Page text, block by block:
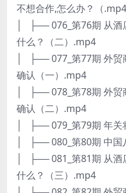
不想合作,怎么办？（.mp4
│ ├── 076_第76期 从
什么？（二）.mp4
│ ├── 077_第77期 外
确认（一）.mp4
│ ├── 078_第78期 外
确认（二）.mp4
│ ├── 079_第79期 年
│ ├── 080_第80期 中
│ ├── 081_第81期 从
什么？（三）.mp4